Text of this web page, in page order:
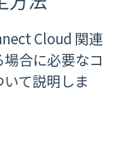
Cloud 関連
合に必要なコ
て説明しま